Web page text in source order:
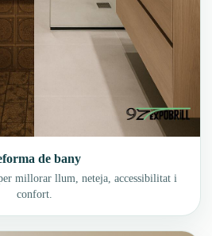
de bany
millorar llum, neteja, accessibilitat i
confort.